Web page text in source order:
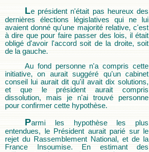
Le président n'était pas heureux des
dernières élections législatives qui ne lui
avaient donné qu'une majorité relative, c'est
à dire que pour faire passer des lois, il était
obligé d'avoir l'accord soit de la droite, soit
de la gauche.
Au fond personne n'a compris cette
initiative, on aurait suggéré qu'un cabinet
conseil lui aurait dit qu'il avait dix solutions,
et que le président aurait compris
dissolution, mais je n'ai trouvé personne
pour confirmer cette hypothèse.
Parmi les hypothèse les plus
entendues, le Président aurait parié sur le
rejet du Rassemblement National, et de la
France Insoumise. En estimant des